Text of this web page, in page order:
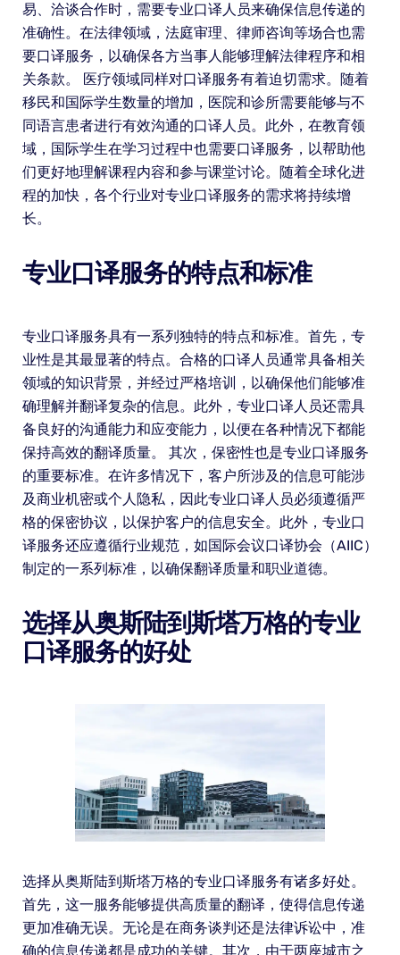
易、洽谈合作时，需要专业口译人员来确保信息传递的
准确性。在法律领域，法庭审理、律师咨询等场合也需
要口译服务，以确保各方当事人能够理解法律程序和相
关条款。 医疗领域同样对口译服务有着迫切需求。随着
移民和国际学生数量的增加，医院和诊所需要能够与不
同语言患者进行有效沟通的口译人员。此外，在教育领
域，国际学生在学习过程中也需要口译服务，以帮助他
们更好地理解课程内容和参与课堂讨论。随着全球化进
程的加快，各个行业对专业口译服务的需求将持续增
长。
专业口译服务的特点和标准
专业口译服务具有一系列独特的特点和标准。首先，专
业性是其最显著的特点。合格的口译人员通常具备相关
领域的知识背景，并经过严格培训，以确保他们能够准
确理解并翻译复杂的信息。此外，专业口译人员还需具
备良好的沟通能力和应变能力，以便在各种情况下都能
保持高效的翻译质量。 其次，保密性也是专业口译服务
的重要标准。在许多情况下，客户所涉及的信息可能涉
及商业机密或个人隐私，因此专业口译人员必须遵循严
格的保密协议，以保护客户的信息安全。此外，专业口
译服务还应遵循行业规范，如国际会议口译协会（AIIC）
制定的一系列标准，以确保翻译质量和职业道德。
选择从奥斯陆到斯塔万格的专业
口译服务的好处
选择从奥斯陆到斯塔万格的专业口译服务有诸多好处。
首先，这一服务能够提供高质量的翻译，使得信息传递
更加准确无误。无论是在商务谈判还是法律诉讼中，准
确的信息传递都是成功的关键。其次，由于两座城市之